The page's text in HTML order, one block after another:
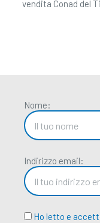
vendita Conad del
Nome:
Indirizzo email:
Ho letto e